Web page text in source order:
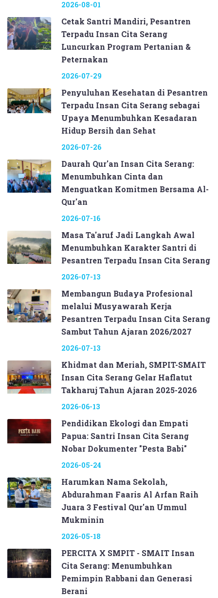
2026-08-01
Cetak Santri Mandiri, Pesantren
Terpadu Insan Cita Serang
Luncurkan Program Pertanian &
Peternakan
2026-07-29
Penyuluhan Kesehatan di Pesantren
Terpadu Insan Cita Serang sebagai
Upaya Menumbuhkan Kesadaran
Hidup Bersih dan Sehat
2026-07-26
Daurah Qur'an Insan Cita Serang:
Menumbuhkan Cinta dan
Menguatkan Komitmen Bersama Al-
Qur'an
2026-07-16
Masa Ta'aruf Jadi Langkah Awal
Menumbuhkan Karakter Santri di
Pesantren Terpadu Insan Cita Serang
2026-07-13
Membangun Budaya Profesional
melalui Musyawarah Kerja
Pesantren Terpadu Insan Cita Serang
Sambut Tahun Ajaran 2026/2027
2026-07-13
Khidmat dan Meriah, SMPIT-SMAIT
Insan Cita Serang Gelar Haflatut
Takharuj Tahun Ajaran 2025-2026
2026-06-13
Pendidikan Ekologi dan Empati
Papua: Santri Insan Cita Serang
Nobar Dokumenter "Pesta Babi"
2026-05-24
Harumkan Nama Sekolah,
Abdurahman Faaris Al Arfan Raih
Juara 3 Festival Qur'an Ummul
Mukminin
2026-05-18
PERCITA X SMPIT - SMAIT Insan
Cita Serang: Menumbuhkan
Pemimpin Rabbani dan Generasi
Berani